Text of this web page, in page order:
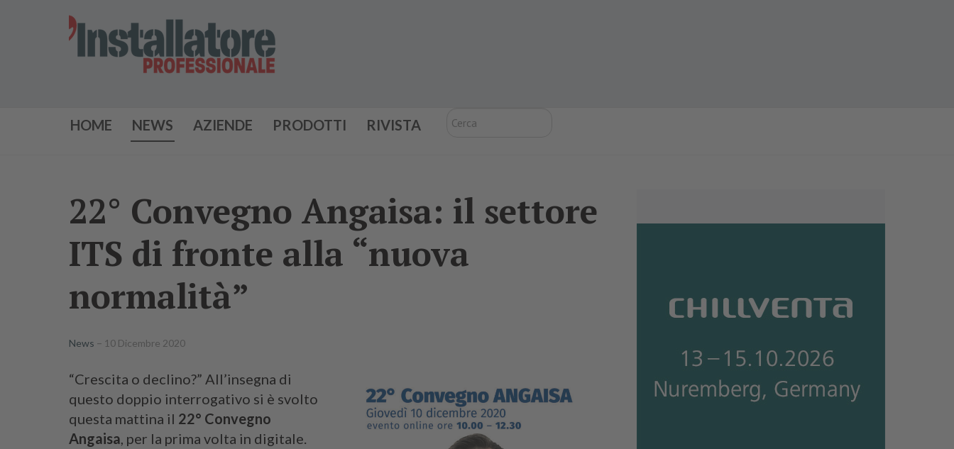
HOME NEWS AZIENDE PRODOTTI RIVISTA
Cerca
22° Convegno Angaisa: il settore
ITS di fronte alla “nuova
normalità”
News 10 Dicembre 2020
“Crescita o declino?” All’insegna di
questo doppio interrogativo si è svolto
questa mattina il 22° Convegno
Angaisa, per la prima volta in digitale.